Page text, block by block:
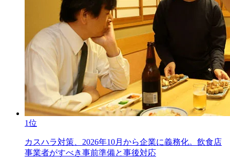
1位
カスハラ対策、2026年10月から企業に義務化。飲食店
事業者がすべき事前準備と事後対応